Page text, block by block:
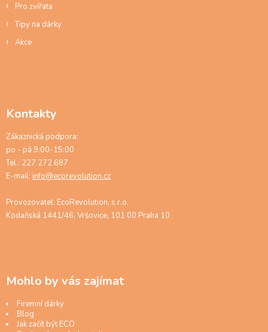
Pro zvířata
Tipy na dárky
Akce
Kontakty
Zákaznická podpora:
po - pá 9:00-15:00
Tel.: 227 272 687
E-mail: info@ecorevolution.cz
Provozovatel: EcoRevolution, s.r.o.
Kodaňská 1441/46, Vršovice, 101 00 Praha 10
Mohlo by vás zajímat
Firemní dárky
Blog
Jak začít být ECO